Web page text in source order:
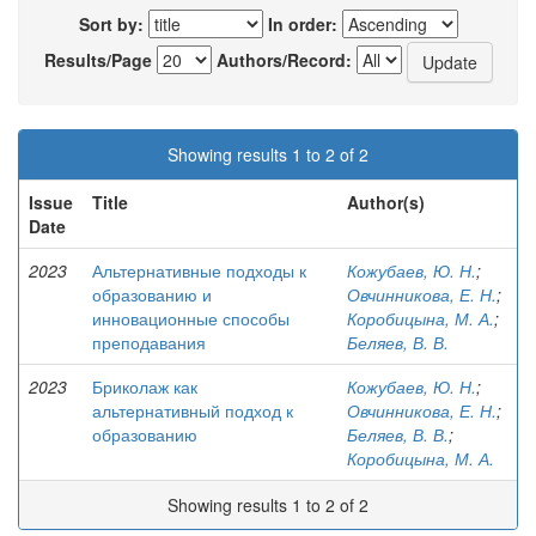
Sort by:
In order:
Results/Page
Authors/Record:
Showing results 1 to 2 of 2
Issue
Date
Title Author(s)
2023
Альтернативные подходы к
образованию и
инновационные способы
преподавания
Кожубаев, Ю. Н.;
Овчинникова, Е. Н.;
Коробицына, М. А.;
Беляев, В. В.
2023
Бриколаж как
альтернативный подход к
образованию
Кожубаев, Ю. Н.;
Овчинникова, Е. Н.;
Беляев, В. В.;
Коробицына, М. А.
Showing results 1 to 2 of 2